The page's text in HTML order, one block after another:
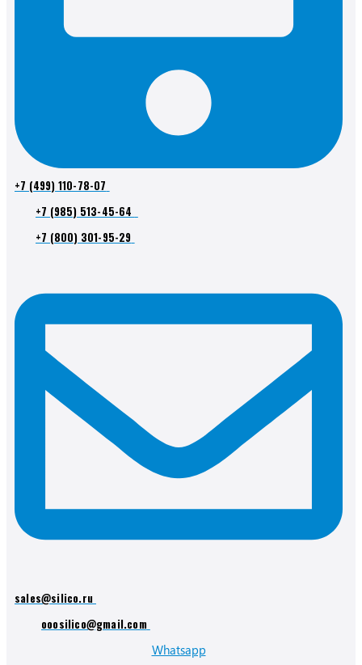
+7 (499) 110-78-07
+7 (985) 513-45-64
+7 (800) 301-95-29
sales@silico.ru
ooosilico@gmail.com
Whatsapp